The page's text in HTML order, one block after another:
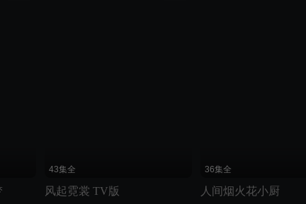
43集全
风起霓裳 TV版
36集全
人间烟火花小厨